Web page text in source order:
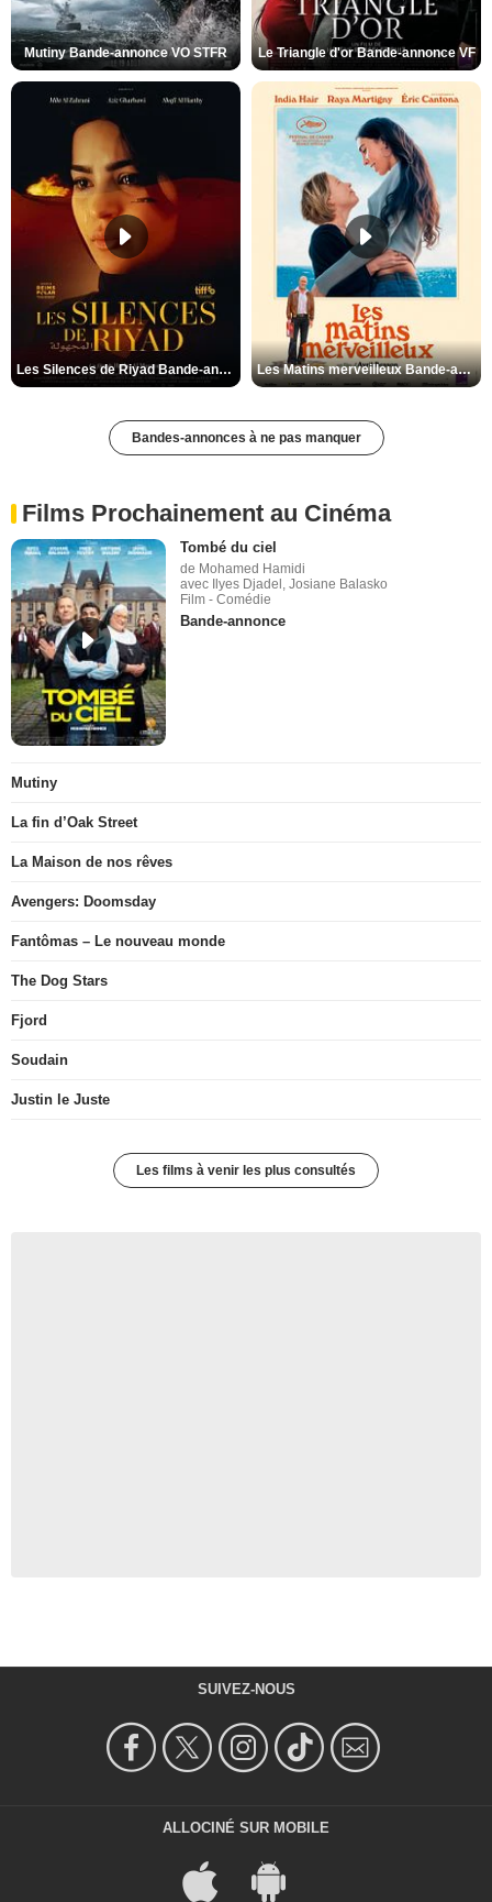
Mutiny Bande-annonce VO STFR Le Triangle d'or Bande-annonce VF
Les Silences de Riyad Bande-annonce VO STFR Les Matins merveilleux Bande-annonce VF
Bandes-annonces à ne pas manquer
Films Prochainement au Cinéma
Tombé du ciel
de Mohamed Hamidi
avec Ilyes Djadel, Josiane Balasko
Film - Comédie
Bande-annonce
Mutiny
La fin d’Oak Street
La Maison de nos rêves
Avengers: Doomsday
Fantômas – Le nouveau monde
The Dog Stars
Fjord
Soudain
Justin le Juste
Les films à venir les plus consultés
SUIVEZ-NOUS
ALLOCINÉ SUR MOBILE